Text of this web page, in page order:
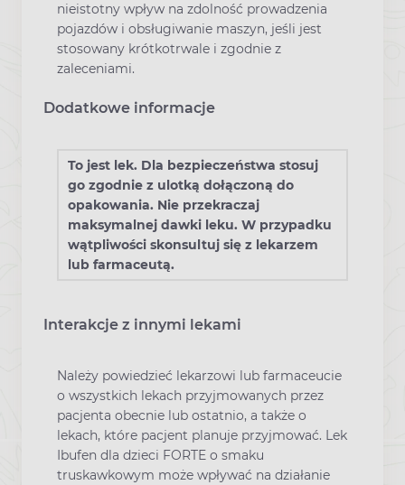
nieistotny wpływ na zdolność prowadzenia
pojazdów i obsługiwanie maszyn, jeśli jest
stosowany krótkotrwale i zgodnie z
zaleceniami.
Dodatkowe informacje
To jest lek. Dla bezpieczeństwa stosuj
go zgodnie z ulotką dołączoną do
opakowania. Nie przekraczaj
maksymalnej dawki leku. W przypadku
wątpliwości skonsultuj się z lekarzem
lub farmaceutą.
Interakcje z innymi lekami
Należy powiedzieć lekarzowi lub farmaceucie
o wszystkich lekach przyjmowanych przez
pacjenta obecnie lub ostatnio, a także o
lekach, które pacjent planuje przyjmować. Lek
Ibufen dla dzieci FORTE o smaku
truskawkowym może wpływać na działanie